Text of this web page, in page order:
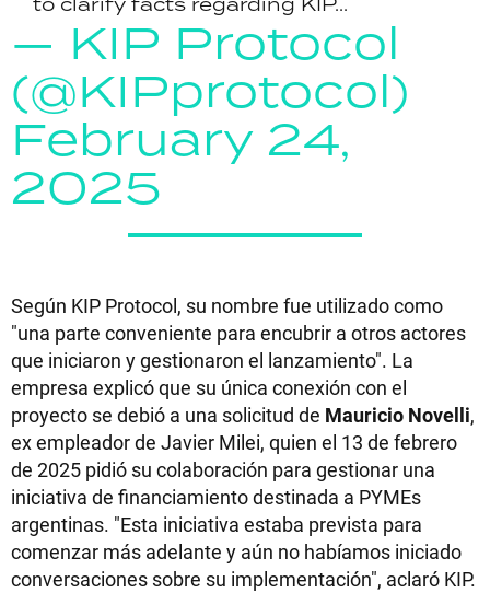
— KIP Protocol
(@KIPprotocol)
February 24,
2025
Según KIP Protocol, su nombre fue utilizado como
"una parte conveniente para encubrir a otros actores
que iniciaron y gestionaron el lanzamiento". La
empresa explicó que su única conexión con el
proyecto se debió a una solicitud de Mauricio Novelli,
ex empleador de Javier Milei, quien el 13 de febrero
de 2025 pidió su colaboración para gestionar una
iniciativa de financiamiento destinada a PYMEs
argentinas. "Esta iniciativa estaba prevista para
comenzar más adelante y aún no habíamos iniciado
conversaciones sobre su implementación", aclaró KIP.